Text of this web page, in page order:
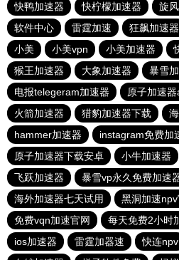
快鸭加速器
快柠檬加速器 旋
软件中心
雷霆加速 狂飙加速器
小美
小美vpn 小美加速器
猴王加速器
大象加速器
暴雪
电报telegeram加速器
原子加速
火箭加速器
猎豹加速器下载
hammer加速器
instagram免费加
原子加速器下载安卓
小牛加速器
飞跃加速器
暴雪vp永久免费加速
海外加速器七天试用
黑洞加速
免费vqn加速官网
每天免费2小时
ios加速器
雷霆加器速 快连npv